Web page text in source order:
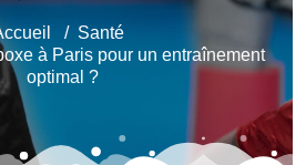
Santé
à Paris pour un entraînement
optimal ?